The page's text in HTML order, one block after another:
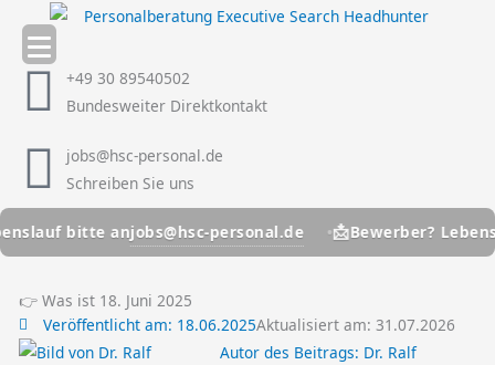
Inhalt
springen +49 30 89540502
Bundesweiter Direktkontakt
jobs@hsc-personal.de
Schreiben Sie uns
bitte an jobs@hsc-personal.de Bewerber?
👉 Was ist 18. Juni 2025
Veröffentlicht am: 18.06.2025Aktualisiert am: 31.07.2026
Autor des Beitrags: Dr. Ralf